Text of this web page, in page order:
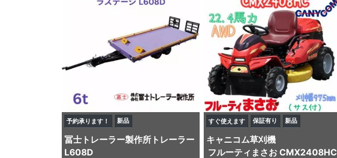
予約承ります！ 新品
冨士トレーラー製作所 トレーラー
L608D
すぐ使えます 保証有り 新品
キャニコム草刈機
フルーティまさお CMX2408HC